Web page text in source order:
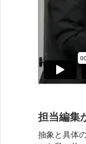
担当編集
抽象と具体